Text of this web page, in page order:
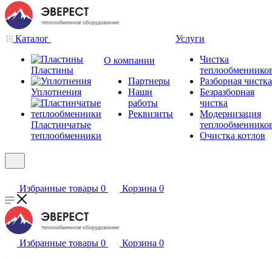
Каталог
Пластины
Уплотнения
Пластинчатые
теплообменники
О компании
Партнеры
Наши
работы
Реквизиты
Услуги
Чистка
Разборная чистка
Безразборная
чистка
Модернизация
Очистка котлов
Избранные товары 0 Корзина 0
Избранные товары 0 Корзина 0